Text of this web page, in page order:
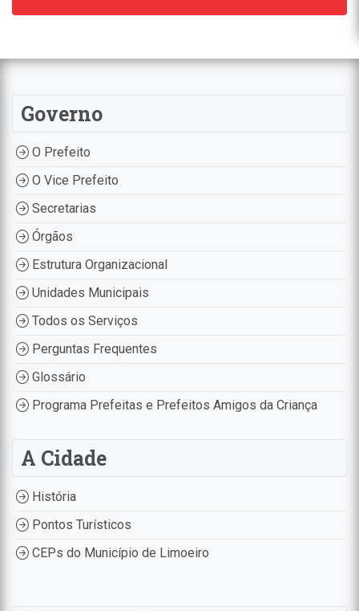
Governo
O Prefeito
O Vice Prefeito
Secretarias
Órgãos
Estrutura Organizacional
Unidades Municipais
Todos os Serviços
Perguntas Frequentes
Glossário
Programa Prefeitas e Prefeitos Amigos da Criança
A Cidade
História
Pontos Turísticos
CEPs do Município de Limoeiro